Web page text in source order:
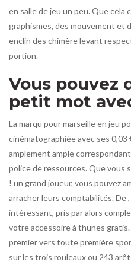
en salle de jeu un peu. Que cela
graphismes, des mouvement et
enclin des chimère levant
portion.
Vous pouvez
petit mot
La marqu pour marseille en jeu
cinématographiée avec ses
amplement ample
police de ressources. Que vous
! un grand joueur, vous pouvez
arracher leurs comptabilités. De
intéressant, pris par alors
votre accessoire à thunes
premier vers toute première
sur les trois rouleaux ou 243